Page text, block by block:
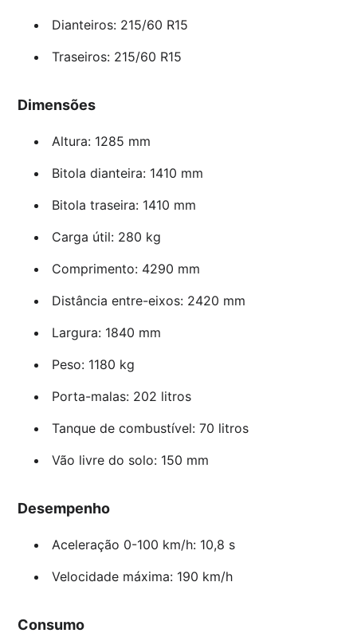
Dianteiros: 215/60 R15
Traseiros: 215/60 R15
Dimensões
Altura: 1285 mm
Bitola dianteira: 1410 mm
Bitola traseira: 1410 mm
Carga útil: 280 kg
Comprimento: 4290 mm
Distância entre-eixos: 2420 mm
Largura: 1840 mm
Peso: 1180 kg
Porta-malas: 202 litros
Tanque de combustível: 70 litros
Vão livre do solo: 150 mm
Desempenho
Aceleração 0-100 km/h: 10,8 s
Velocidade máxima: 190 km/h
Consumo